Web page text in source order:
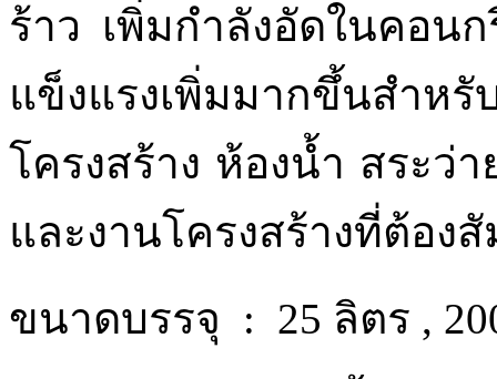
ร้าว เพิ่มกำลังอัดในคอ
แข็งแรงเพิ่มมากขึ้นสำหรั
โครงสร้าง ห้องน้ำ สระว่
และงานโครงสร้างที่ต้อง
ขนาดบรรจุ : 25 ลิตร ,